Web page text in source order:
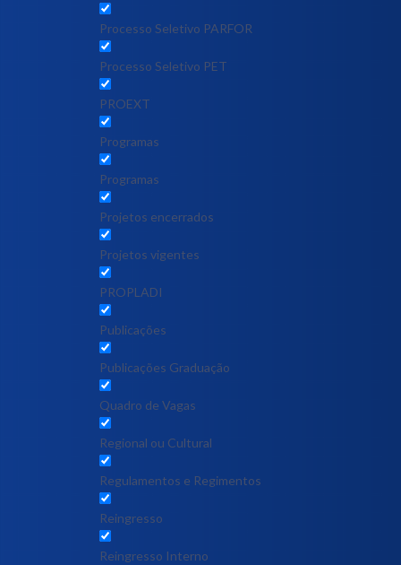
Processo Seletivo PARFOR
Processo Seletivo PET
PROEXT
Programas
Programas
Projetos encerrados
Projetos vigentes
PROPLADI
Publicações
Publicações Graduação
Quadro de Vagas
Regional ou Cultural
Regulamentos e Regimentos
Reingresso
Reingresso Interno